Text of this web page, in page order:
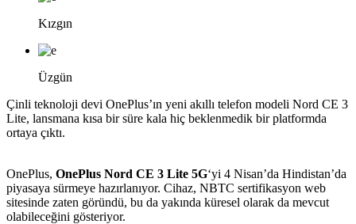
Kızgın
Üzgün
Çinli teknoloji devi OnePlus’ın yeni akıllı telefon modeli Nord CE 3
Lite, lansmana kısa bir süre kala hiç beklenmedik bir platformda
ortaya çıktı.
OnePlus, OnePlus Nord CE 3 Lite 5G‘yi 4 Nisan’da Hindistan’da
piyasaya sürmeye hazırlanıyor. Cihaz, NBTC sertifikasyon web
sitesinde zaten göründü, bu da yakında küresel olarak da mevcut
olabileceğini gösteriyor.